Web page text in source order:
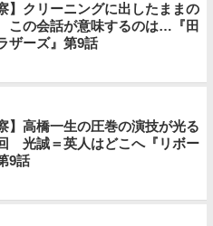
】クリーニングに出したままの
の会話が意味するのは…『田
ザーズ』第9話
】高橋一生の圧巻の演技が光る
光誠＝英人はどこへ『リボー
9話